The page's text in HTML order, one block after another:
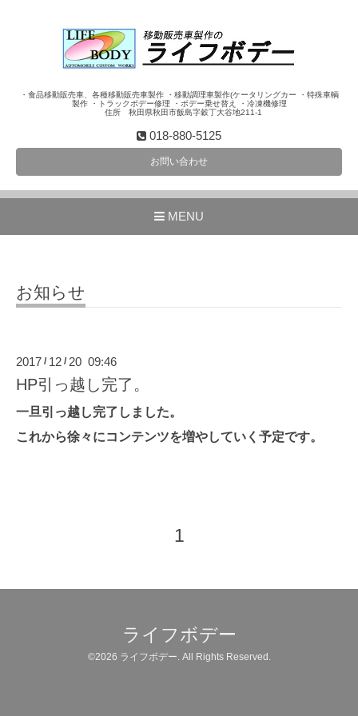
・食品移動販売車、各種移動販売車製作 ・移動調理車製作(ケータリングカー ・特殊車輌
製作 ・トラックボデー修理 ・ボデー乗せ替え ・冷凍機修理
住所 秋田県秋田市飯島字穀丁大谷地211-1
018-880-5125
お問い合わせ
MENU
お知らせ
2017 / 12 / 20 09:46
HP引っ越し完了。
一旦引っ越し完了しました。
これから徐々にコンテンツを増やしていく予定です。
1
ライフボデー
©2026 ライフボデー . All Rights Reserved.